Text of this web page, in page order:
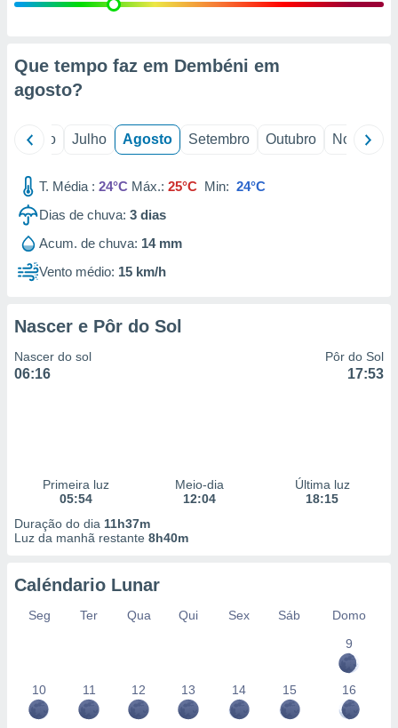
através
estudos
1199
Que tempo faz em Dembéni em
agosto?
Junho Julho Agosto Setembro Outubro Novembro
T. Média : 24°C Máx.: 25°C Min: 24°C
Dias de chuva: 3 dias
Acum. de chuva: 14 mm
Vento médio: 15 km/h
Nascer e Pôr do Sol
Nascer do sol
06:16
Pôr do Sol
17:53
Primeira luz
05:54
Meio-dia
12:04
Última luz
18:15
Duração do dia 11h37m
Luz da manhã restante 8h40m
Caléndario Lunar
Seg Ter Qua Qui Sex Sáb
Domo
9
10 11 12 13 14 15 16